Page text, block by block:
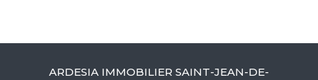
ARDESIA IMMOBILIER SAINT-JEAN-DE-